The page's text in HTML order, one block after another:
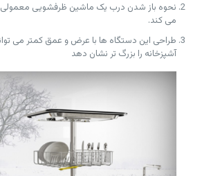
نحوه باز شدن درب یک ماشین ظرفشویی معمولی
می کند.
طراحی این دستگاه ها با عرض و عمق کمتر می
آشپزخانه را بزرگ تر نشان دهد